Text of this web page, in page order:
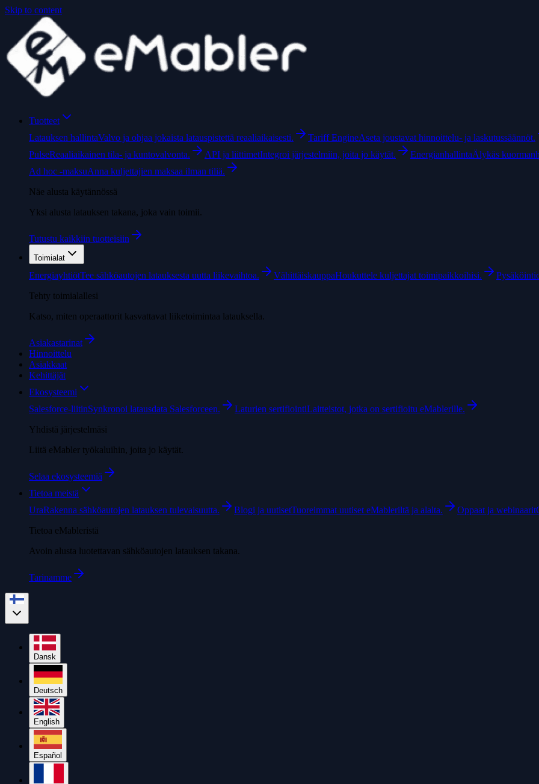
Skip to content
Tuotteet
Latauksen hallintaValvo ja ohjaa jokaista latauspistettä reaaliaikaisesti. Tariff EngineAseta joustavat hinnoittelu- ja laskutussäännöt.
PulseReaaliaikainen tila- ja kuntovalvonta. API ja liittimetIntegroi järjestelmiin, joita jo käytät. EnergianhallintaÄlykäs
Ad hoc -maksuAnna kuljettajien maksaa ilman tiliä.
Näe alusta käytännössä
Yksi alusta latauksen takana, joka vain toimii.
Tutustu kaikkiin tuotteisiin
Toimialat
EnergiayhtiötTee sähköautojen latauksesta uutta liikevaihtoa. VähittäiskauppaHoukuttele kuljettajat toimipaikkoihisi.
Tehty toimialallesi
Katso, miten operaattorit kasvattavat liiketoimintaa latauksella.
Asiakastarinat
Hinnoittelu
Asiakkaat
Kehittäjät
Ekosysteemi
Salesforce-liitinSynkronoi latausdata Salesforceen. Laturien sertifiointiLaitteistot, jotka on sertifioitu eMablerille.
Yhdistä järjestelmäsi
Liitä eMabler työkaluihin, joita jo käytät.
Selaa ekosysteemiä
Tietoa meistä
UraRakenna sähköautojen latauksen tulevaisuutta. Blogi ja uutisetTuoreimmat uutiset eMableriltä ja alalta. Oppaat ja webinaarit
Tietoa eMableristä
Avoin alusta luotettavan sähköautojen latauksen takana.
Tarinamme
Dansk
Deutsch
English
Español